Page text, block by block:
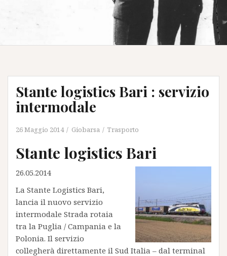
Stante logistics Bari : servizio
intermodale
26 Maggio 2014 Giobarsa Trasporto
Stante logistics Bari
26.05.2014
La Stante Logistics Bari,
lancia il nuovo servizio
intermodale Strada rotaia
tra la Puglia / Campania e la
Polonia. Il servizio
collegherà direttamente il Sud Italia – dal terminal